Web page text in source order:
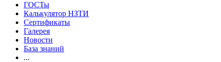
ГОСТы
Калькулятор НЗТИ
Сертификаты
Галерея
Новости
База знаний
...